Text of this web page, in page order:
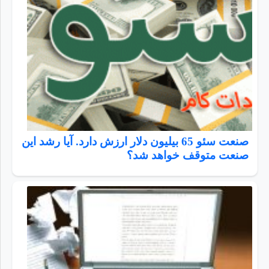
صنعت سئو 65 بیلیون دلار ارزش دارد. آیا رشد این
صنعت متوقف خواهد شد؟